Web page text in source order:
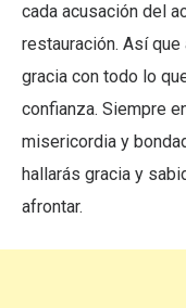
cada acusación del
restauración. Así
gracia con todo lo
confianza. Siempre
misericordia y
hallarás gracia y
afrontar.